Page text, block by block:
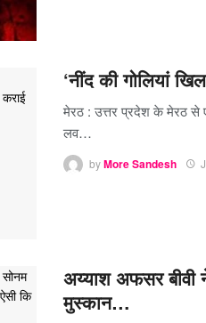
‘नींद की गोलियां
मेरठ : उत्तर प्रदेश के मेरठ से
लव…
byMore Sandesh
अय्याश अफसर बीवी
मुस्कान…